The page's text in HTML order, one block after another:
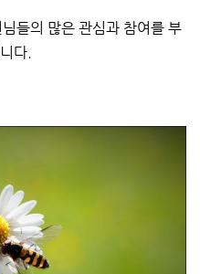
들의 많은 관심과 참여를 부
다.